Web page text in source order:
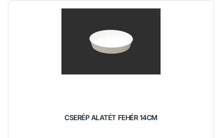
CSERÉP ALATÉT FEHÉR 14CM